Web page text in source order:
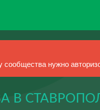
нужно
В